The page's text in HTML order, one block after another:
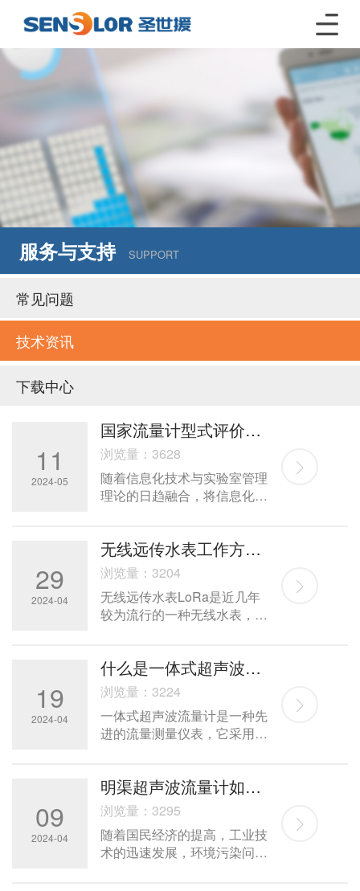
服务与支持 SUPPORT
常见问题
技术资讯
下载中心
11
2024-05
国家流量计型式评价实验室信息化管理平台
浏览量：3628
随着信息化技术与实验室管理
理论的日趋融合，将信息化管
室工作效率、运行效益和服务
质量，增强综合服务能力，已
成为实验室科学发展的必然选
择。在建设国家流量计型式评
价验室的过程中，我们充分贯
检测结论、借故删减检测项目
等问题，达到资源配置优化、
信息公开共享、运行全程监
督，实现型评工作科学严谨、
客观公正、合法合规的目的。
29
2024-04
无线远传水表工作方式简介
浏览量：3204
无线远传水表LoRa是近几年
较为流行的一种无线水表，该
水表根据水表无线抄表的功
耗、传输距离、抗干扰等方面
的要求，采用前沿的LoRa扩
频调制无线传输技术，接下来
就为大家介绍一下无线远传水
19
2024-04
什么是一体式超声波流量计
浏览量：3224
一体式超声波流量计是一种先
进的流量测量仪表，它采用超
测量等优点，广泛应用于各种
流体管道中。本文将从一体式
超声波流量计的原理、特点、
应用领域等方面进行详细介
绍。
09
2024-04
明渠超声波流量计如何测量污水流量
浏览量：3295
随着国民经济的提高，工业技
术的迅速发展，环境污染问题